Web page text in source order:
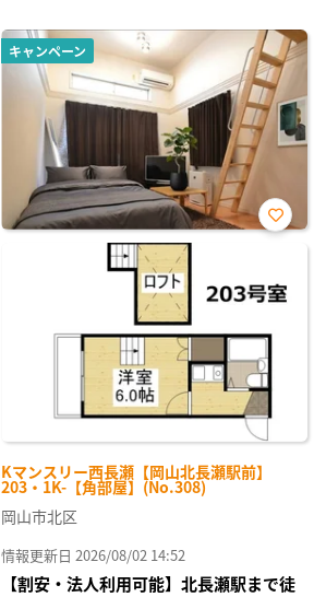
キャンペーン
Kマンスリー西長瀬【岡山北長瀬駅前】
203・1K-【角部屋】(No.308)
お気
録
岡山市北区
情報更新日 2026/08/02 14:52
【割安・法人利用可能】北長瀬駅まで徒